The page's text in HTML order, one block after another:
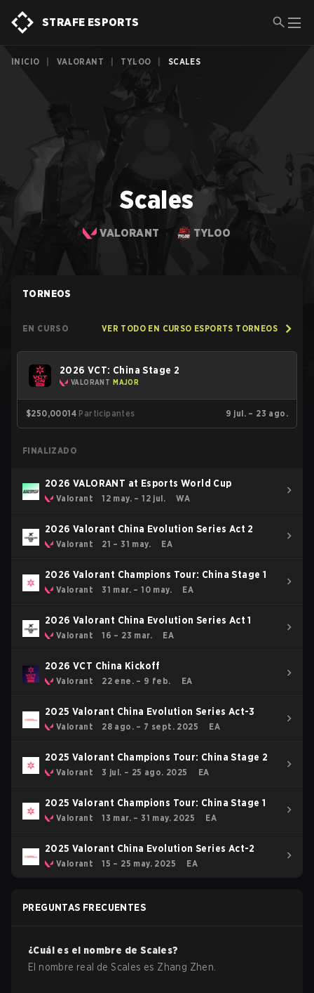
STRAFE ESPORTS
INICIO VALORANT TYLOO SCALES
Scales
VALORANT TYLOO
TORNEOS
EN CURSO VER TODO EN CURSO ESPORTS TORNEOS
2026 VCT: China Stage 2
VALORANT MAJOR
$250,00014 Participantes 9 jul. – 23 ago.
FINALIZADO
2026 VALORANT at Esports World Cup
Valorant 12 may. – 12 jul. WA
2026 Valorant China Evolution Series Act 2
Valorant 21 – 31 may. EA
2026 Valorant Champions Tour: China Stage 1
Valorant 31 mar. – 10 may. EA
2026 Valorant China Evolution Series Act 1
Valorant 16 – 23 mar. EA
2026 VCT China Kickoff
Valorant 22 ene. – 9 feb. EA
2025 Valorant China Evolution Series Act-3
Valorant 28 ago. – 7 sept. 2025 EA
2025 Valorant Champions Tour: China Stage 2
Valorant 3 jul. – 25 ago. 2025 EA
2025 Valorant Champions Tour: China Stage 1
Valorant 13 mar. – 31 may. 2025 EA
2025 Valorant China Evolution Series Act-2
Valorant 15 – 25 may. 2025 EA
PREGUNTAS FRECUENTES
¿Cuál es el nombre de Scales?
El nombre real deScales es Zhang Zhen